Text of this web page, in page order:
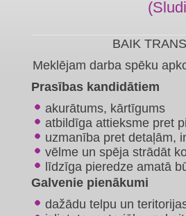
BAIK
Meklējam darba spēku
Prasības kandidātiem
​akurātums, kārtīgums
atbildīga attieksme pret
uzmanība pret detaļām,
vēlme un spēja strādāt
līdzīga pieredze amatā
Galvenie pienākumi
​dažādu telpu un